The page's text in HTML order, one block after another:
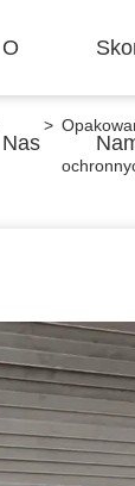
O
Nas
>